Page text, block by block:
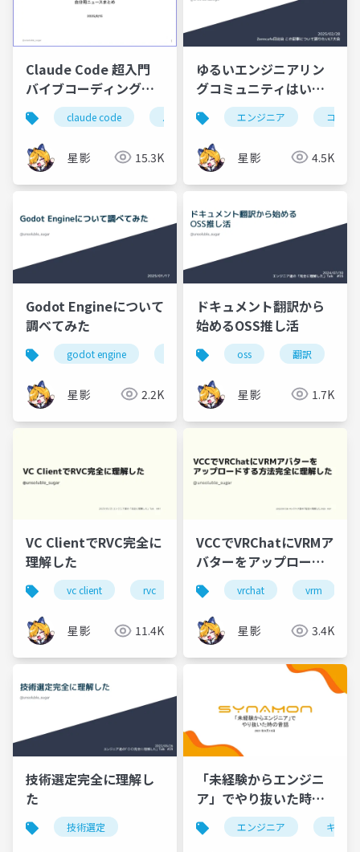
Claude Code 超入門
バイブコーディングで
つくる自分用ニュース
まとめ
claude code バイブコーディング ai駆動開発
星影 15.3K
ゆるいエンジニアリン
グコミュニティはいい
ぞ
エンジニア コミュ
星影 4.5K
Godot Engineについて
調べてみた
godot engine ゲーム開発
星影 2.2K
ドキュメント翻訳から
始めるOSS推し活
oss 翻訳
星影 1.7K
VC ClientでRVC完全に
理解した
vc client rvc ボイスチェンジャー
星影 11.4K
VCCでVRChatにVRMア
バターをアップロード
する方法完全に理解し
た
vrchat vrm
星影 3.4K
技術選定完全に理解し
た
技術選定
「未経験からエンジニ
ア」でやり抜いた時の
昔話
エンジニア キャリ